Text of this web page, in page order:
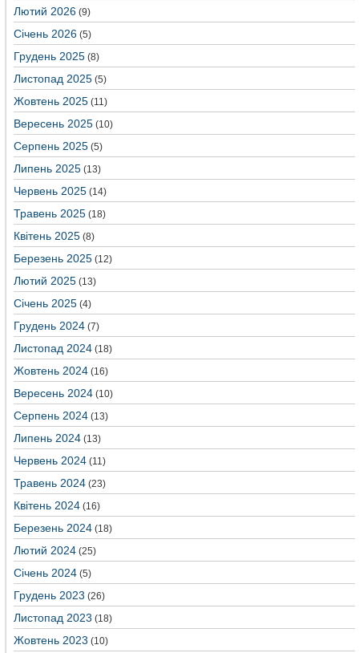
Лютий 2026 (9)
Січень 2026 (5)
Грудень 2025 (8)
Листопад 2025 (5)
Жовтень 2025 (11)
Вересень 2025 (10)
Серпень 2025 (5)
Липень 2025 (13)
Червень 2025 (14)
Травень 2025 (18)
Квітень 2025 (8)
Березень 2025 (12)
Лютий 2025 (13)
Січень 2025 (4)
Грудень 2024 (7)
Листопад 2024 (18)
Жовтень 2024 (16)
Вересень 2024 (10)
Серпень 2024 (13)
Липень 2024 (13)
Червень 2024 (11)
Травень 2024 (23)
Квітень 2024 (16)
Березень 2024 (18)
Лютий 2024 (25)
Січень 2024 (5)
Грудень 2023 (26)
Листопад 2023 (18)
Жовтень 2023 (10)